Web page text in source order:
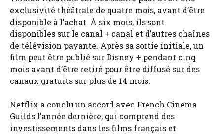
exclusivité théâtrale de quatre mois, avant d’être
disponible à l’achat. À six mois, ils sont
disponibles sur le canal + canal et d’autres chaînes
de télévision payante. Après sa sortie initiale, un
film peut être publié sur Disney + pendant cinq
mois avant d’être retiré pour être diffusé sur des
canaux gratuits sur plus de 14 mois.
Netflix a conclu un accord avec French Cinema
Guilds l’année dernière, qui comprend des
investissements dans les films français et